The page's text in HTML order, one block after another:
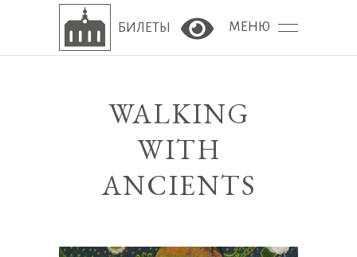
БИЛЕТЫ Версия сайта для
МЕНЮ
WALKING
WITH
ANCIENTS